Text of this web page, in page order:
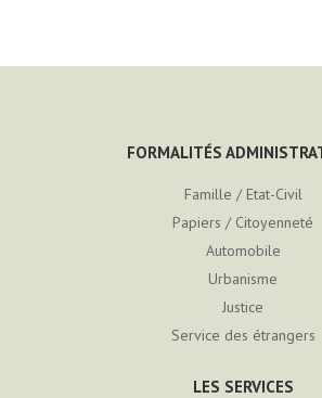
FORMALITÉS
Famille / Etat-Civil
Papiers / Citoyenneté
Automobile
Urbanisme
Justice
Service des étrangers
LES SERVICES